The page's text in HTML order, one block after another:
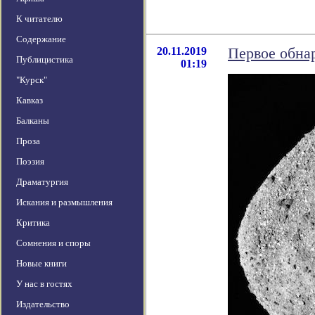
К читателю
Содержание
Публицистика
"Курск"
Кавказ
Балканы
Проза
Поэзия
Драматургия
Искания и размышления
Критика
Сомнения и споры
Новые книги
У нас в гостях
Издательство
20.11.2019
01:19
Первое